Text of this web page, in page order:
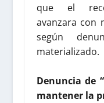
que el
avanzara con
según
materializado.
Denuncia de
mantener la